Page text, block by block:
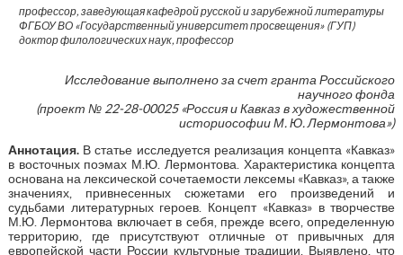
профессор, заведующая кафедрой русской и зарубежной литературы
ФГБОУ ВО «Государственный университет просвещения» (ГУП)
доктор филологических наук, профессор
Исследование выполнено за счет гранта Российского
научного фонда
(проект № 22-28-00025 «Россия и Кавказ в художественной
историософии М. Ю. Лермонтова»)
Аннотация.В статье исследуется реализация концепта «Кавказ»
в восточных поэмах М.Ю. Лермонтова. Характеристика концепта
основана на лексической сочетаемости лексемы «Кавказ», а также
значениях, привнесенных сюжетами его произведений и
судьбами литературных героев. Концепт «Кавказ» в творчестве
М.Ю. Лермонтова включает в себя, прежде всего, определенную
территорию, где присутствуют отличные от привычных для
европейской части России культурные традиции. Выявлено, что